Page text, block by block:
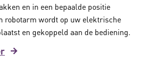
en in een bepaalde positie
robotarm wordt op uw elektrische
en gekoppeld aan de bediening.